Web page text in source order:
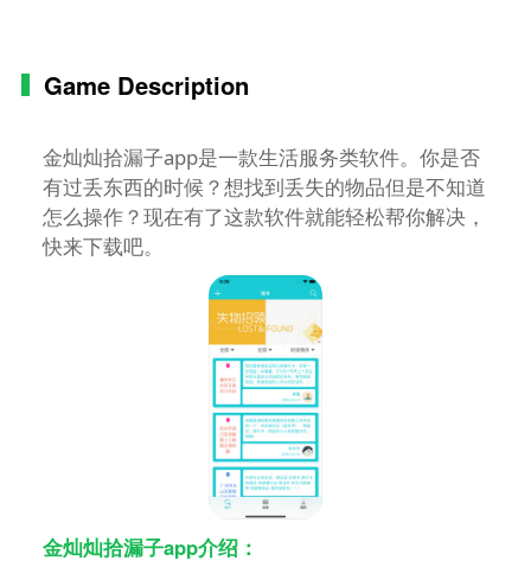
Game Description
金灿灿拾漏子app是一款生活服务类软件。你是否
有过丢东西的时候？想找到丢失的物品但是不知道
怎么操作？现在有了这款软件就能轻松帮你解决，
快来下载吧。
金灿灿拾漏子app介绍：